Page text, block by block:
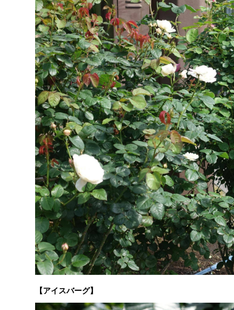
【アイスバーグ】